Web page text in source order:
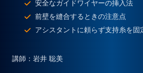
安全なガイドワイヤーの挿入法
前壁を縫合するときの注意点
アシスタントに頼らず支持糸を固
講師 ：岩井 聡美